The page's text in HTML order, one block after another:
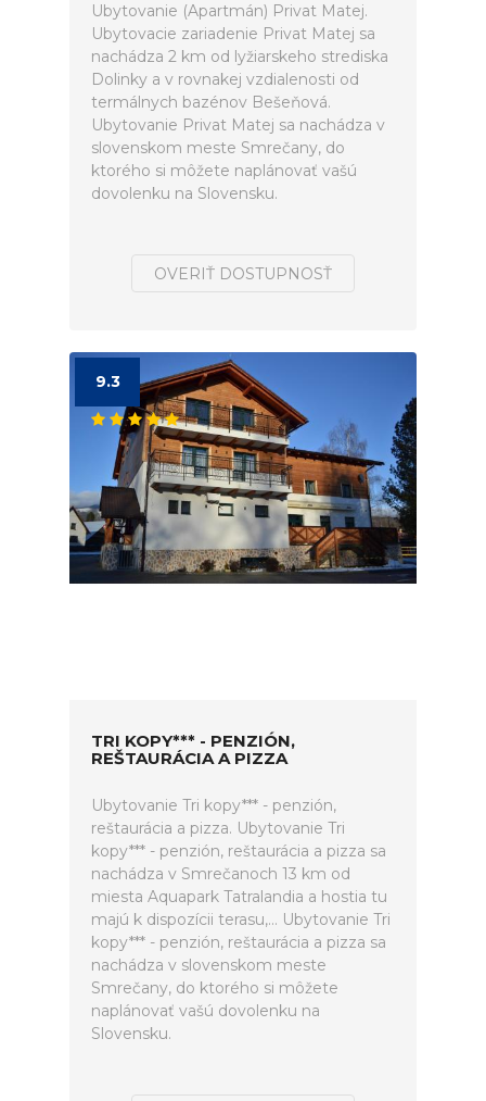
Ubytovanie (Apartmán) Privat Matej.
Ubytovacie zariadenie Privat Matej sa
nachádza 2 km od lyžiarskeho strediska
Dolinky a v rovnakej vzdialenosti od
termálnych bazénov Bešeňová.
Ubytovanie Privat Matej sa nachádza v
slovenskom meste Smrečany, do
ktorého si môžete naplánovať vašú
dovolenku na Slovensku.
OVERIŤ DOSTUPNOSŤ
9.3
TRI KOPY*** - PENZIÓN,
REŠTAURÁCIA A PIZZA
Ubytovanie Tri kopy*** - penzión,
reštaurácia a pizza. Ubytovanie Tri
kopy*** - penzión, reštaurácia a pizza sa
nachádza v Smrečanoch 13 km od
miesta Aquapark Tatralandia a hostia tu
majú k dispozícii terasu,... Ubytovanie Tri
kopy*** - penzión, reštaurácia a pizza sa
nachádza v slovenskom meste
Smrečany, do ktorého si môžete
naplánovať vašú dovolenku na
Slovensku.